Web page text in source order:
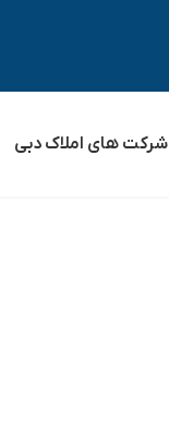
شرکت های املاک دبی